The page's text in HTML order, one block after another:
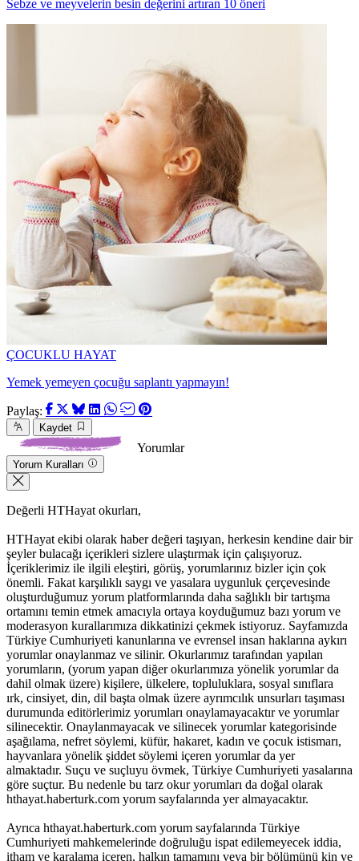
Sebze ve meyvelerin besin değerini artıran 10 öneri
ÇOCUKLU HAYAT
Yemek yemeyen çocuğu saplantı yapmayın!
Paylaş:
Kaydet
Yorumlar
Yorum Kuralları
Değerli HTHayat okurları,
HTHayat ekibi olarak haber değeri taşıyan, herkesin kendine dair bir
şeyler bulacağı içerikleri sizlere ulaştırmak için çalışıyoruz.
İçeriklerimiz ile ilgili eleştiri, görüş, yorumlarınız bizler için çok
önemli. Fakat karşılıklı saygı ve yasalara uygunluk çerçevesinde
oluşturduğumuz yorum platformlarında daha sağlıklı bir tartışma
ortamını temin etmek amacıyla ortaya koyduğumuz bazı yorum ve
moderasyon kurallarımıza dikkatinizi çekmek istiyoruz. Sayfamızda
Türkiye Cumhuriyeti kanunlarına ve evrensel insan haklarına aykırı
yorumlar onaylanmaz ve silinir. Okurlarımız tarafından yapılan
yorumların, (yorum yapan diğer okurlarımıza yönelik yorumlar da
dahil olmak üzere) kişilere, ülkelere, topluluklara, sosyal sınıflara
ırk, cinsiyet, din, dil başta olmak üzere ayrımcılık unsurları taşıması
durumunda editörlerimiz yorumları onaylamayacaktır ve yorumlar
silinecektir. Onaylanmayacak ve silinecek yorumlar kategorisinde
aşağılama, nefret söylemi, küfür, hakaret, kadın ve çocuk istismarı,
hayvanlara yönelik şiddet söylemi içeren yorumlar da yer
almaktadır. Suçu ve suçluyu övmek, Türkiye Cumhuriyeti yasalarına
göre suçtur. Bu nedenle bu tarz okur yorumları da doğal olarak
hthayat.haberturk.com yorum sayfalarında yer almayacaktır.
Ayrıca hthayat.haberturk.com yorum sayfalarında Türkiye
Cumhuriyeti mahkemelerinde doğruluğu ispat edilemeyecek iddia,
itham ve karalama içeren, halkın tamamını veya bir bölümünü kin ve